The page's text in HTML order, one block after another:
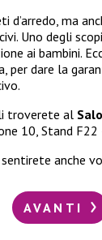
d’arredo, ma
Uno degli
ai bambini.
dare la
troverete al
10, Stand F22
anche
AVANTI